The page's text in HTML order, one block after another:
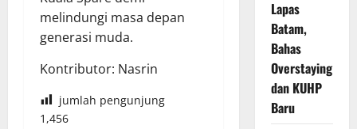
melindungi masa depan
generasi muda.
Kontributor: Nasrin
jumlah pengunjung
1,456
Lapas
Batam,
Bahas
Overstaying
dan KUHP
Baru